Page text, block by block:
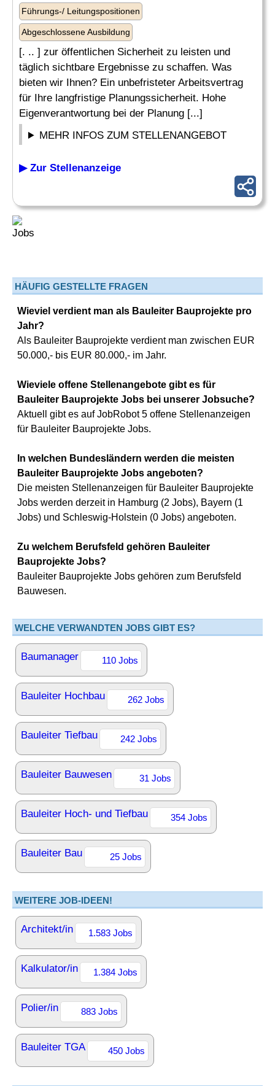
Führungs-/ Leitungspositionen
Abgeschlossene Ausbildung
[. .. ] zur öffentlichen Sicherheit zu leisten und
täglich sichtbare Ergebnisse zu schaffen. Was
bieten wir Ihnen? Ein unbefristeter Arbeitsvertrag
für Ihre langfristige Planungssicherheit. Hohe
Eigenverantwortung bei der Planung [...]
MEHR INFOS ZUM STELLENANGEBOT
▶ Zur Stellenanzeige
HÄUFIG GESTELLTE FRAGEN
Wieviel verdient man als Bauleiter Bauprojekte pro
Jahr?
Als Bauleiter Bauprojekte verdient man zwischen EUR
50.000,- bis EUR 80.000,- im Jahr.
Wieviele offene Stellenangebote gibt es für
Bauleiter Bauprojekte Jobs bei unserer Jobsuche?
Aktuell gibt es auf JobRobot 5 offene Stellenanzeigen
für Bauleiter Bauprojekte Jobs.
In welchen Bundesländern werden die meisten
Bauleiter Bauprojekte Jobs angeboten?
Die meisten Stellenanzeigen für Bauleiter Bauprojekte
Jobs werden derzeit in Hamburg (2 Jobs), Bayern (1
Jobs) und Schleswig-Holstein (0 Jobs) angeboten.
Zu welchem Berufsfeld gehören Bauleiter
Bauprojekte Jobs?
Bauleiter Bauprojekte Jobs gehören zum Berufsfeld
Bauwesen.
WELCHE VERWANDTEN JOBS GIBT ES?
Baumanager 110 Jobs
Bauleiter Hochbau 262 Jobs
Bauleiter Tiefbau 242 Jobs
Bauleiter Bauwesen 31 Jobs
Bauleiter Hoch- und Tiefbau 354 Jobs
Bauleiter Bau 25 Jobs
WEITERE JOB-IDEEN!
Architekt/in 1.583 Jobs
Kalkulator/in 1.384 Jobs
Polier/in 883 Jobs
Bauleiter TGA 450 Jobs